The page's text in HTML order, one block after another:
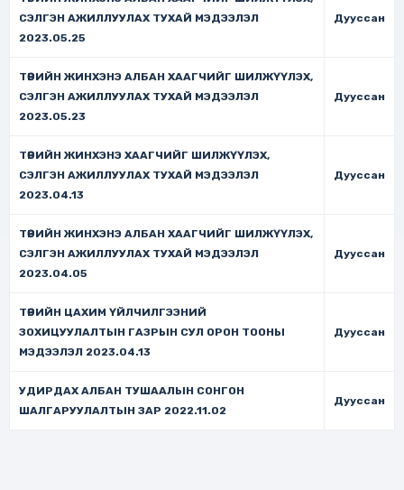
СЭЛГЭН АЖИЛЛУУЛАХ ТУХАЙ МЭДЭЭЛЭЛ
2023.05.25
Дууссан
ТӨРИЙН ЖИНХЭНЭ АЛБАН ХААГЧИЙГ ШИЛЖҮҮЛЭХ,
СЭЛГЭН АЖИЛЛУУЛАХ ТУХАЙ МЭДЭЭЛЭЛ
2023.05.23
Дууссан
ТӨРИЙН ЖИНХЭНЭ ХААГЧИЙГ ШИЛЖҮҮЛЭХ,
СЭЛГЭН АЖИЛЛУУЛАХ ТУХАЙ МЭДЭЭЛЭЛ
2023.04.13
Дууссан
ТӨРИЙН ЖИНХЭНЭ АЛБАН ХААГЧИЙГ ШИЛЖҮҮЛЭХ,
СЭЛГЭН АЖИЛЛУУЛАХ ТУХАЙ МЭДЭЭЛЭЛ
2023.04.05
Дууссан
ТӨРИЙН ЦАХИМ ҮЙЛЧИЛГЭЭНИЙ
ЗОХИЦУУЛАЛТЫН ГАЗРЫН СУЛ ОРОН ТООНЫ
МЭДЭЭЛЭЛ 2023.04.13
Дууссан
УДИРДАХ АЛБАН ТУШААЛЫН СОНГОН
ШАЛГАРУУЛАЛТЫН ЗАР 2022.11.02
Дууссан